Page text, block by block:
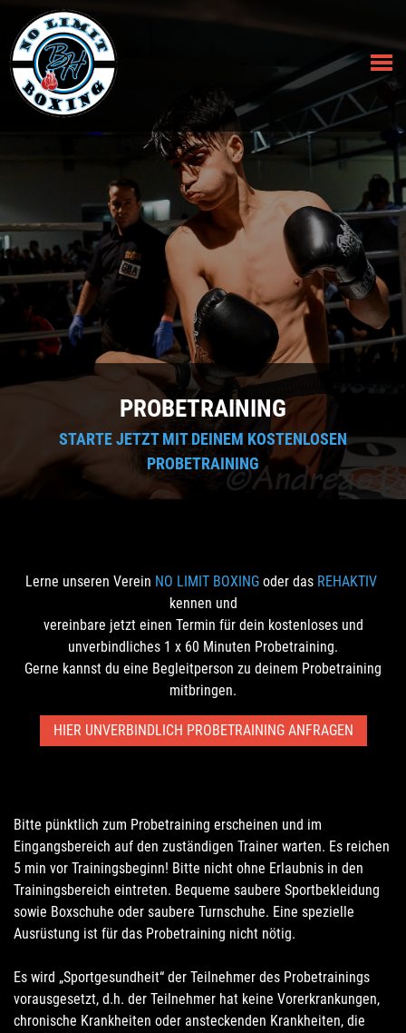
PROBETRAINING
STARTE JETZT MIT DEINEM KOSTENLOSEN
PROBETRAINING
Lerne unseren Verein NO LIMIT BOXING oder das REHAKTIV
kennen und
vereinbare jetzt einen Termin für dein kostenloses und
unverbindliches 1 x 60 Minuten Probetraining.
Gerne kannst du eine Begleitperson zu deinem Probetraining
mitbringen.
HIER UNVERBINDLICH PROBETRAINING ANFRAGEN
Bitte pünktlich zum Probetraining erscheinen und im
Eingangsbereich auf den zuständigen Trainer warten. Es reichen
5 min vor Trainingsbeginn! Bitte nicht ohne Erlaubnis in den
Trainingsbereich eintreten. Bequeme saubere Sportbekleidung
sowie Boxschuhe oder saubere Turnschuhe. Eine spezielle
Ausrüstung ist für das Probetraining nicht nötig.
Es wird „Sportgesundheit“ der Teilnehmer des Probetrainings
vorausgesetzt, d.h. der Teilnehmer hat keine Vorerkrankungen,
chronische Krankheiten oder ansteckenden Krankheiten, die